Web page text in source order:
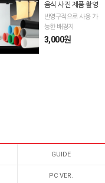
음식 사진 제품 촬영
반영구적으로 사용 가
능한 배경지
3,000원
GUIDE
PC VER.